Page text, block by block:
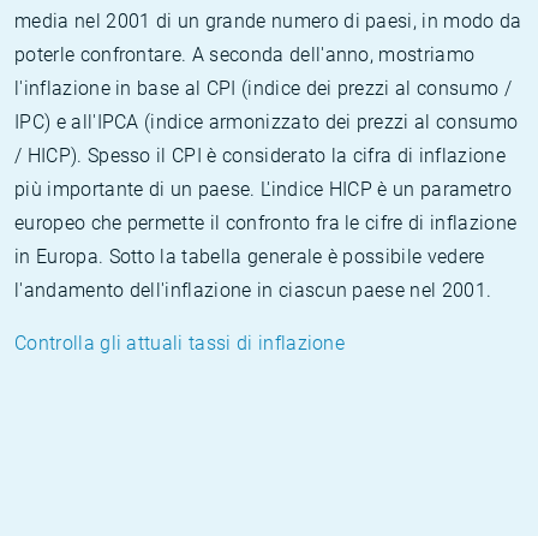
media nel 2001 di un grande numero di paesi, in modo da
poterle confrontare. A seconda dell'anno, mostriamo
l'inflazione in base al CPI (indice dei prezzi al consumo /
IPC) e all'IPCA (indice armonizzato dei prezzi al consumo
/ HICP). Spesso il CPI è considerato la cifra di inflazione
più importante di un paese. L'indice HICP è un parametro
europeo che permette il confronto fra le cifre di inflazione
in Europa. Sotto la tabella generale è possibile vedere
l'andamento dell'inflazione in ciascun paese nel 2001.
Controlla gli attuali tassi di inflazione